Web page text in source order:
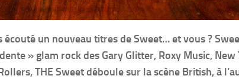
écouté un nouveau titres de Sweet… et vous ?
» glam rock des Gary Glitter, Roxy Music,
THE Sweet déboule sur la scène British, à